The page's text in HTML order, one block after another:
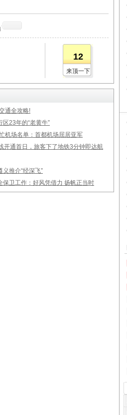
12
来顶一下
通全攻略!
23年的“老黄牛”
机场名单：首都机场屈居亚军
开通首日，旅客下了地铁3分钟即达航
推介“经深飞”
保卫工作：好风凭借力 扬帆正当时